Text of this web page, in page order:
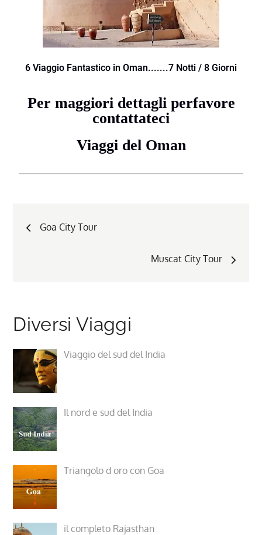
6 Viaggio Fantastico in Oman.......7 Notti / 8 Giorni
Per maggiori dettagli perfavore
contattateci
Viaggi del Oman
Goa City Tour
Muscat City Tour
Diversi Viaggi
Viaggio del sud del India
Il nord e sud del India
Triangolo d oro con Goa
il completo Rajasthan